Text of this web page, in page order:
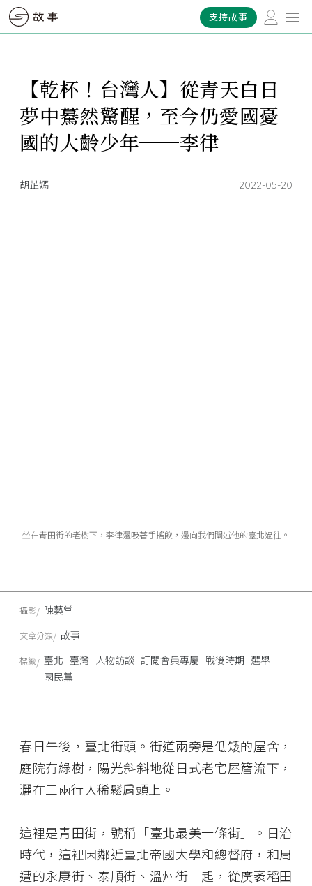
支持故事
【乾杯！台灣人】從青天白日
夢中驀然驚醒，至今仍愛國憂
國的大齡少年──李律
胡芷嫣 2022-05-20
坐在青田街的老樹下，李律邊吸著手搖飲，邊向我們闡述他的臺北過往。
春日午後，臺北街頭。街道兩旁是低矮的屋舍，
庭院有綠樹，陽光斜斜地從日式老宅屋簷流下，
灑在三兩行人稀鬆肩頭上。
這裡是青田街，號稱「臺北最美一條街」。日治
時代，這裡因鄰近臺北帝國大學和總督府，和周
遭的永康街、泰順街、溫州街一起，從廣袤稻田
攝影 陳藝堂
文章分類 故事
標籤 臺北 臺灣 人物訪談 訂閱會員專屬 戰後時期 選舉
國民黨